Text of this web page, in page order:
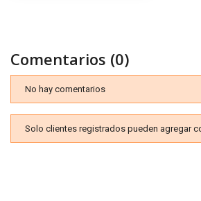
Comentarios (0)
No hay comentarios
Solo clientes registrados pueden agregar